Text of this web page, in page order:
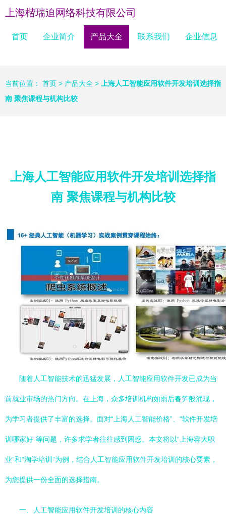
上海楷瑞迫网络科技有限公司
首页 企业简介 产品大全 联系我们 企业信息
当前位置： 首页 > 产品大全 >
上海人工智能应用软件开发培训选择指
南 聚焦课程与机构比较
上海人工智能应用软件开发培训选择指
南 聚焦课程与机构比较
随着人工智能技术的迅猛发展，人工智能应用软件开发已成为当
前就业市场的热门方向。在上海，众多培训机构如雨后春笋般涌现，
为学习者提供了丰富的选择。面对“上海人工智能价格”、“软件开发培
训哪家好”等问题，许多求学者往往感到困惑。本文将以“上海容大职
业”和“淘学培训”为例，结合人工智能应用软件开发培训的核心要素，
为您提供一份全面的选择指南。
一、人工智能应用软件开发培训的核心内容